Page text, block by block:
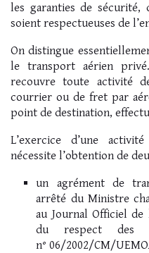
les garanties de sécurité,
soient respectueuses de
On distingue
le transport aérien
recouvre toute activité
courrier ou de fret par
point de destination,
L’exercice d’une
nécessite l’obtention de
un agrément de
arrêté du Ministre
au Journal Officiel de
du respect des
n° 06/2002/CM/